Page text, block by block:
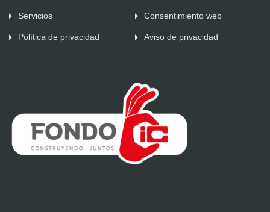
Servicios Consentimiento web
Política de privacidad Aviso de privacidad